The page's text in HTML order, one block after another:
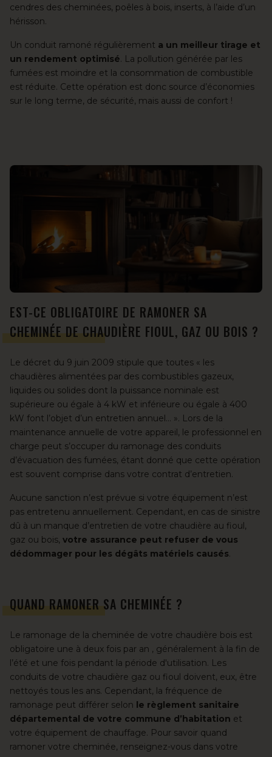
cendres des cheminées, poêles à bois, inserts, à l’aide d’un
hérisson.
Un conduit ramoné régulièrement a un meilleur tirage et
un rendement optimisé. La pollution générée par les
fumées est moindre et la consommation de combustible
est réduite. Cette opération est donc source d’économies
sur le long terme, de sécurité, mais aussi de confort !
EST-CE OBLIGATOIRE DE RAMONER SA
CHEMINÉE DE CHAUDIÈRE FIOUL, GAZ OU BOIS ?
Le décret du 9 juin 2009 stipule que toutes « les
chaudières alimentées par des combustibles gazeux,
liquides ou solides dont la puissance nominale est
supérieure ou égale à 4 kW et inférieure ou égale à 400
kW font l’objet d’un entretien annuel… ». Lors de la
maintenance annuelle de votre appareil, le professionnel en
charge peut s’occuper du ramonage des conduits
d’évacuation des fumées, étant donné que cette opération
est souvent comprise dans votre contrat d’entretien.
Aucune sanction n’est prévue si votre équipement n’est
pas entretenu annuellement. Cependant, en cas de sinistre
dû à un manque d’entretien de votre chaudière au fioul,
gaz ou bois, votre assurance peut refuser de vous
dédommager pour les dégâts matériels causés.
QUAND RAMONER SA CHEMINÉE ?
Le ramonage de la cheminée de votre chaudière bois est
obligatoire une à deux fois par an , généralement à la fin de
l’été et une fois pendant la période d'utilisation. Les
conduits de votre chaudière gaz ou fioul doivent, eux, être
nettoyés tous les ans. Cependant, la fréquence de
ramonage peut différer selon le règlement sanitaire
départemental de votre commune d’habitation et
votre équipement de chauffage. Pour savoir quand
ramoner votre cheminée, renseignez-vous dans votre